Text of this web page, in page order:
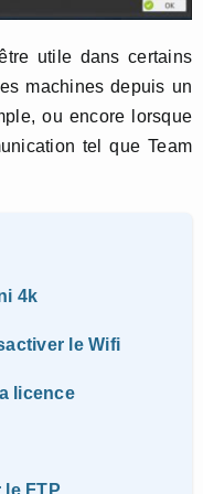
utile dans certains
machines depuis un
ou encore lorsque
tel que Team
4k
le Wifi
licence